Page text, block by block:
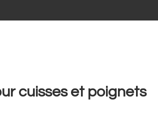
cuisses et poignets